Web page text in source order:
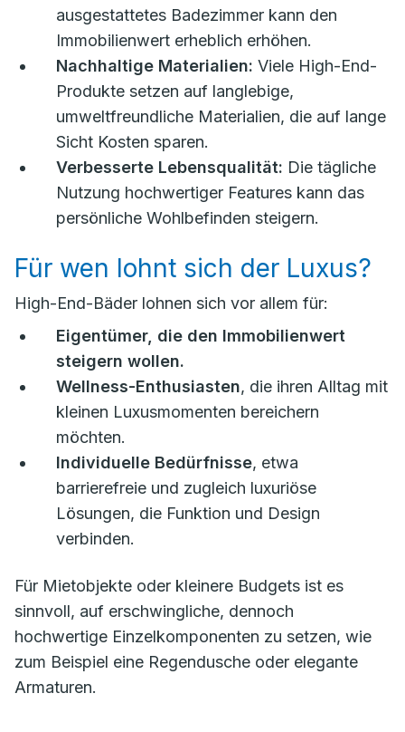
ausgestattetes Badezimmer kann den
Immobilienwert erheblich erhöhen.
Nachhaltige Materialien: Viele High-End-
Produkte setzen auf langlebige,
umweltfreundliche Materialien, die auf lange
Sicht Kosten sparen.
Verbesserte Lebensqualität: Die tägliche
Nutzung hochwertiger Features kann das
persönliche Wohlbefinden steigern.
Für wen lohnt sich der Luxus?
High-End-Bäder lohnen sich vor allem für:
Eigentümer, die den Immobilienwert
steigern wollen.
Wellness-Enthusiasten, die ihren Alltag mit
kleinen Luxusmomenten bereichern
möchten.
Individuelle Bedürfnisse, etwa
barrierefreie und zugleich luxuriöse
Lösungen, die Funktion und Design
verbinden.
Für Mietobjekte oder kleinere Budgets ist es
sinnvoll, auf erschwingliche, dennoch
hochwertige Einzelkomponenten zu setzen, wie
zum Beispiel eine Regendusche oder elegante
Armaturen.